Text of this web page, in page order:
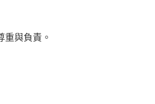
與負責。